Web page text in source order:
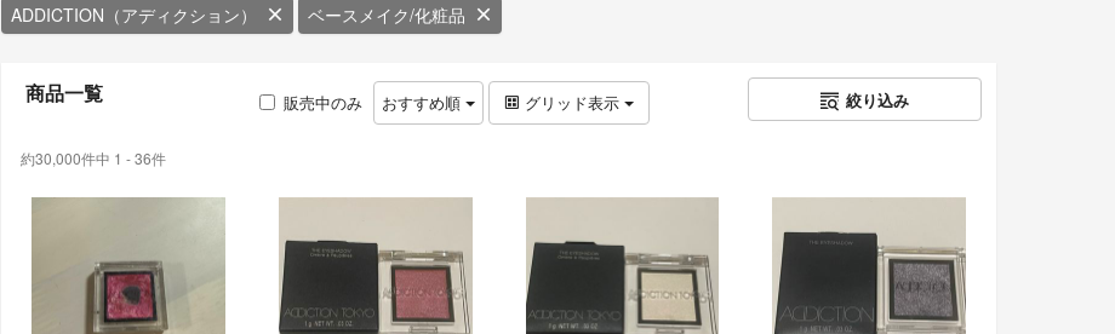
ADDICTION（アディクション） ベースメイク/化粧品
商品一覧 販売中のみ おすすめ順 グリッド表示 絞り込み
約30,000件中 1 - 36件